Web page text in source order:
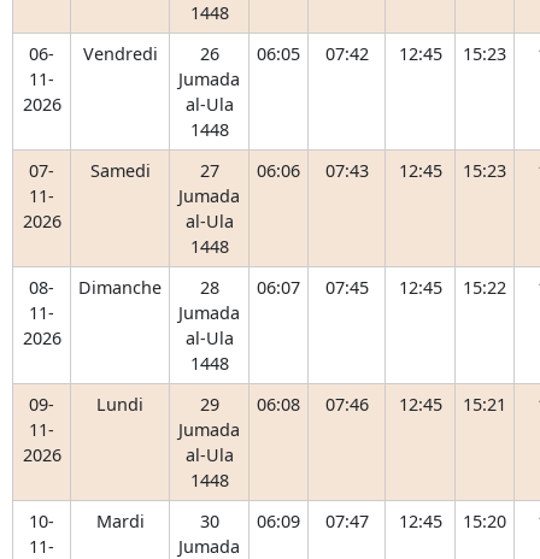
1448
06-
11-
2026
Vendredi
26
Jumada
al-Ula
1448
06:05 07:42 12:45 15:23
07-
11-
2026
Samedi
27
Jumada
al-Ula
1448
06:06 07:43 12:45 15:23
08-
11-
2026
Dimanche
28
Jumada
al-Ula
1448
06:07 07:45 12:45 15:22
09-
11-
2026
Lundi
29
Jumada
al-Ula
1448
06:08 07:46 12:45 15:21
10-
11-
Mardi
30
Jumada
06:09 07:47 12:45 15:20